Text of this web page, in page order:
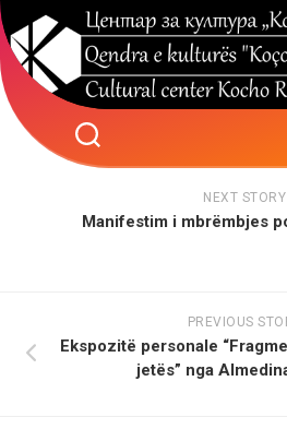
Skip
to
content
NEXT STORY
Manifestim i mbrëmbjes
PREVIOUS
Ekspozitë personale
jetës” nga